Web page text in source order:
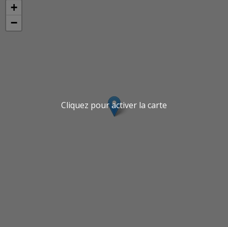
Cliquez pour activer la carte
+
−